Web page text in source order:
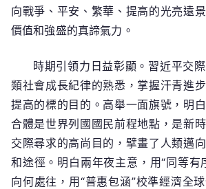
向戰爭、平安、繁華、提高的光亮遠
價值和強盛的真諦氣力。
時期引領力日益彰顯。習近平交
類社會成長紀律的熟悉，掌握汗青進
提高的標的目的。高舉一面旗號，明
合體是世界列國國民前程地點，是新
交際尋求的高尚目的，擘畫了人類邁
和途徑。明白兩年夜主意，用“同等有
向何處往，用“普惠包涵”校準經濟全